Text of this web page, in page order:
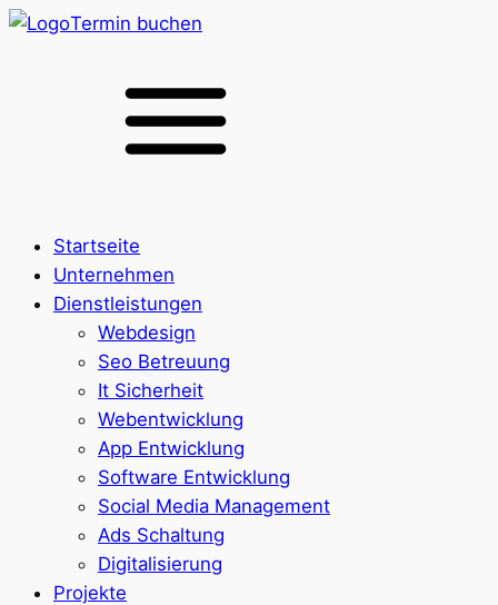
Termin buchen
Startseite
Unternehmen
Dienstleistungen
Webdesign
Seo Betreuung
It Sicherheit
Webentwicklung
App Entwicklung
Software Entwicklung
Social Media Management
Ads Schaltung
Digitalisierung
Projekte